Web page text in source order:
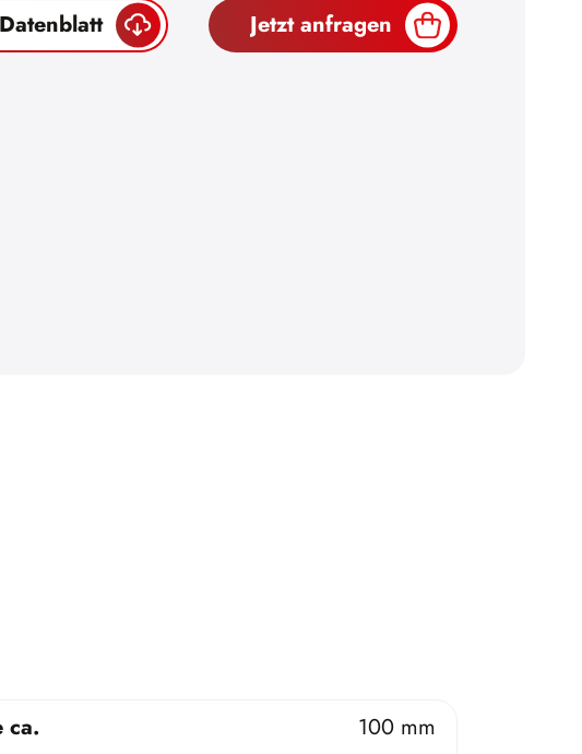
Jetzt anfragen
ca.
100 mm